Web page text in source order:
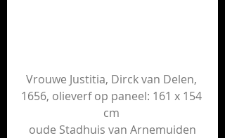
Vrouwe Justitia, Dirck van Delen,
1656, olieverf op paneel: 161 x 154
cm
oude Stadhuis van Arnemuiden